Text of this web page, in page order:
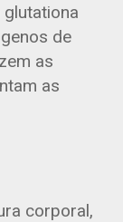
de
as
as
corporal,